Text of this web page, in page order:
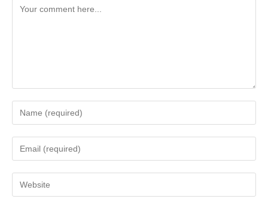
Comment
Enter
your
name
Enter
your
email
address
Enter
your